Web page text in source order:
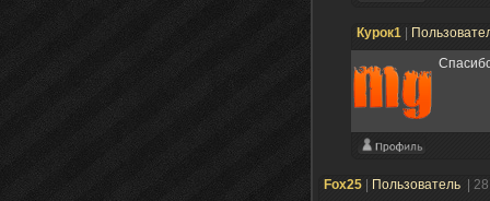
Курок1
Fox25 Пользователь
|